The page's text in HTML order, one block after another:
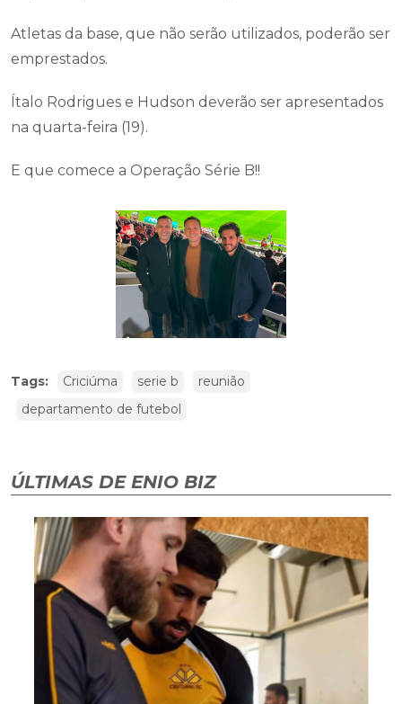
Atletas da base, que não serão utilizados, poderão ser
emprestados.
Ítalo Rodrigues e Hudson deverão ser apresentados
na quarta-feira (19).
E que comece a Operação Série B!!
Tags: Criciúma serie b
reunião
departamento de futebol
ÚLTIMAS DE ENIO BIZ